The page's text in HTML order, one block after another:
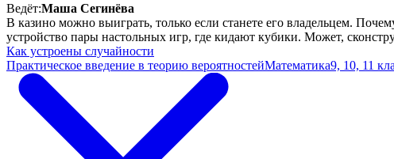
Ведёт:Маша Сегинёва
В казино можно выиграть, только если станете его владельцем.
устройство пары настольных игр, где кидают кубики. Может,
Как устроены случайности
Практическое введение в теорию вероятностейМатематика9, 10, 11